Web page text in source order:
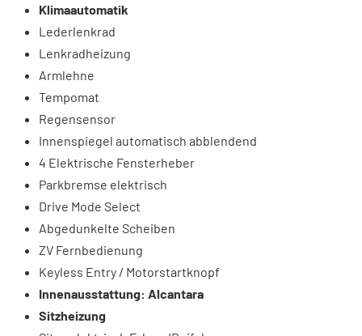
Klimaautomatik
Lederlenkrad
Lenkradheizung
Armlehne
Tempomat
Regensensor
Innenspiegel automatisch abblendend
4 Elektrische Fensterheber
Parkbremse elektrisch
Drive Mode Select
Abgedunkelte Scheiben
ZV Fernbedienung
Keyless Entry / Motorstartknopf
Innenausstattung: Alcantara
Sitzheizung